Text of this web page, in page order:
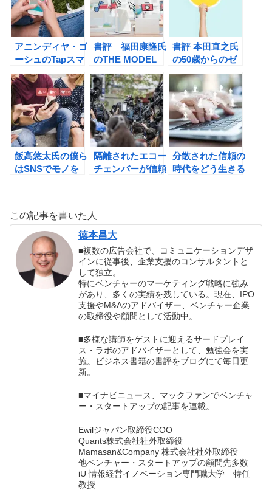
アニンディヤ・ゴ
ーシュのTapスマ
ホで買ってしまう
9つの理由の書評
書評 福田康隆氏
のTHE MODEL
書評 本田直之氏
の50歳からのゼ
ロ・リセット
飯高悠太氏の僕ら
はSNSでモノを
隔離されたエコー
チェンバーが信頼
分散された信頼の
時代をどう生きる
この記事を書いた人
徳本昌大
■複数の広告会社で、コミュニケーションデザ
インに従事後、企業支援のコンサルタントと
して独立。
特にベンチャーのマーケティング戦略に強み
があり、多くの実績を残している。現在、IPO
支援やM&Aのアドバイザー、ベンチャー企業
の取締役や顧問として活動中。
■多様な講師をゲストに迎えるサードプレイ
ス・ラボのアドバイザーとして、勉強会を実
施。ビジネス書籍の書評をブログにて毎日更
新。
■マイナビニュース、マックファンでベンチャ
ー・スタートアップの記事を連載。
Ewilジャパン取締役COO
Quants株式会社社外取締役
Mamasan&Company 株式会社社外取締役
他ベンチャー・スタートアップの顧問先多数
iU 情報経営イノベーション専門職大学 特任
教授